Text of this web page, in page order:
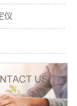
仪